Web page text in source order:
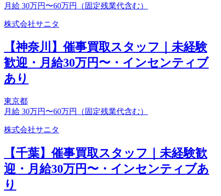
月給 30万円〜60万円（固定残業代含む）
株式会社サニタ
【神奈川】催事買取スタッフ｜未経験
歓迎・月給30万円〜・インセンティブ
あり
東京都
月給 30万円〜60万円（固定残業代含む）
株式会社サニタ
【千葉】催事買取スタッフ｜未経験歓
迎・月給30万円〜・インセンティブあ
り